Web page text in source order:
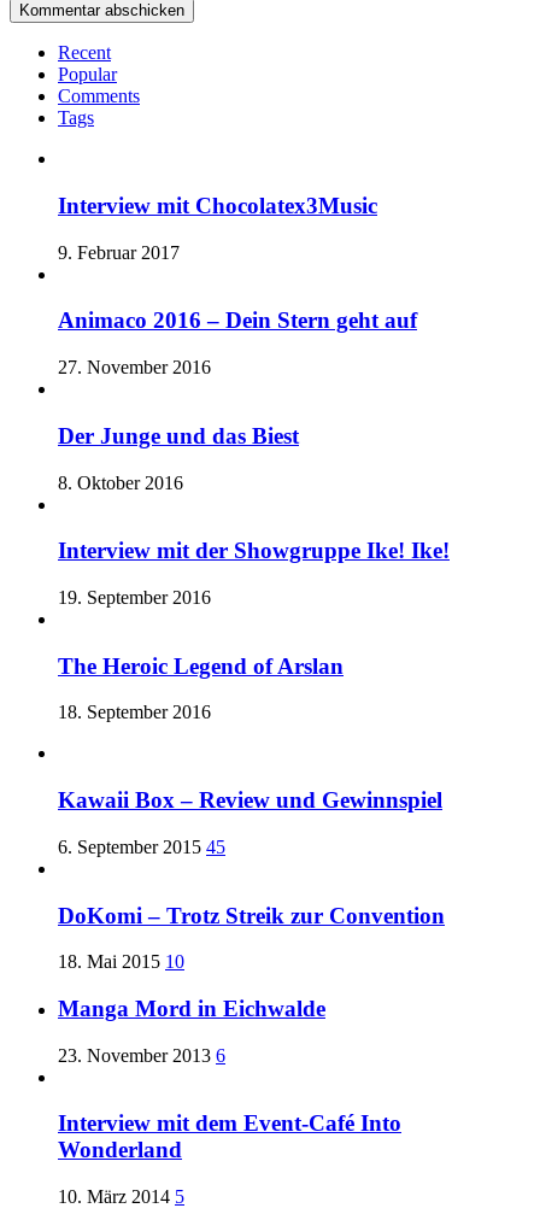
Recent
Popular
Comments
Tags
Interview mit Chocolatex3Music
9. Februar 2017
Animaco 2016 – Dein Stern geht auf
27. November 2016
Der Junge und das Biest
8. Oktober 2016
Interview mit der Showgruppe Ike! Ike!
19. September 2016
The Heroic Legend of Arslan
18. September 2016
Kawaii Box – Review und Gewinnspiel
6. September 2015 45
DoKomi – Trotz Streik zur Convention
18. Mai 2015 10
Manga Mord in Eichwalde
23. November 2013 6
Interview mit dem Event-Café Into
Wonderland
10. März 2014 5